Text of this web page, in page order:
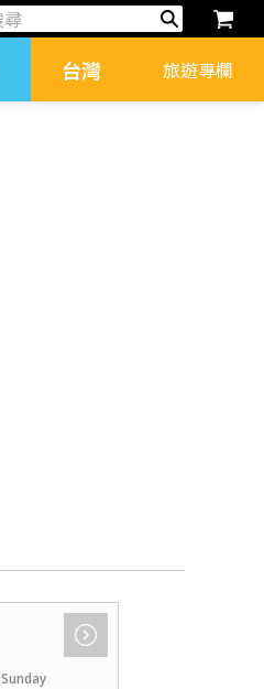
Sunday
台灣 旅遊專欄